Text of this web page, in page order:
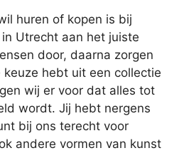
huren of kopen is bij
Utrecht aan het juiste
door, daarna zorgen
hebt uit een collectie
wij er voor dat alles tot
wordt. Jij hebt nergens
bij ons terecht voor
andere vormen van kunst